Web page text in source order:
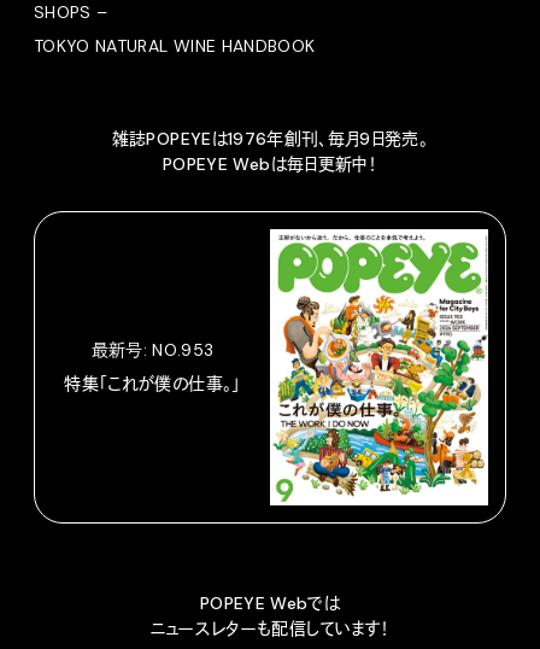
SHOPS –
TOKYO NATURAL WINE HANDBOOK
雑誌POPEYEは1976年創刊、毎月9日発売。
POPEYE Webは毎日更新中！
最新号: NO.953
特集「これが僕の仕事。」
POPEYE Webでは
ニュースレターも配信しています！